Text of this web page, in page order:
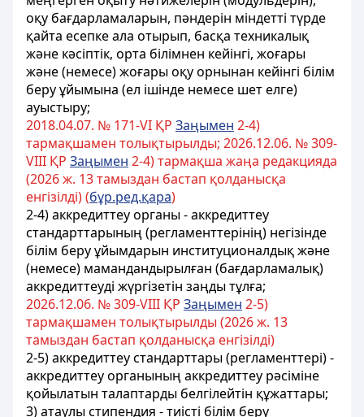
оқу бағдарламаларын, пәндерін міндетті түрде
қайта есепке ала отырып, басқа техникалық
және кәсіптік, орта білімнен кейінгі, жоғары
және (немесе) жоғары оқу орнынан кейінгі білім
беру ұйымына (ел ішінде немесе шет елге)
ауыстыру;
2018.04.07. № 171-VІ ҚР Заңымен 2-4)
тармақшамен толықтырылды; 2026.12.06. № 309-
VIII ҚР Заңымен 2-4) тармақша жаңа редакцияда
(2026 ж. 13 тамыздан бастап қолданысқа
енгізілді) (бұр.ред.қара)
2-4) аккредиттеу органы - аккредиттеу
стандарттарының (регламенттерінің) негізінде
білім беру ұйымдарын институционалдық және
(немесе) мамандандырылған (бағдарламалық)
аккредиттеуді жүргізетін заңды тұлға;
2026.12.06. № 309-VIII ҚР Заңымен 2-5)
тармақшамен толықтырылды (2026 ж. 13
тамыздан бастап қолданысқа енгізілді)
2-5) аккредиттеу стандарттары (регламенттері) -
аккредиттеу органының аккредиттеу рәсіміне
қойылатын талаптарды белгілейтін құжаттары;
3) атаулыстипендия - тиісті білім беру